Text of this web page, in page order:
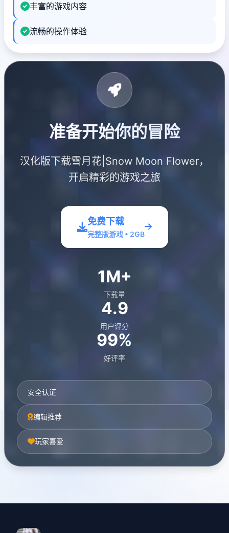
丰富的游戏内容
流畅的操作体验
准备开始你的冒险
汉化版下载雪月花|Snow Moon Flower，
开启精彩的游戏之旅
免费下载
完整版游戏 • 2GB
1M+
下载量
4.9
用户评分
99%
好评率
安全认证
编辑推荐
玩家喜爱